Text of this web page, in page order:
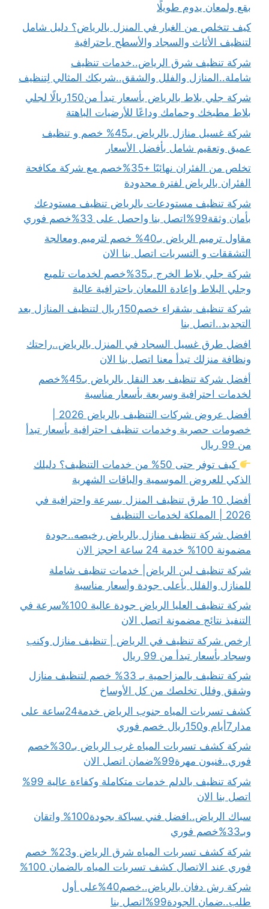
بقع ولمعان يدوم طويلًا
كيف تتخلص من الغبار في المنزل بالرياض؟ دليل شامل
لتنظيف الأثاث والسجاد والأسطح باحترافية
شركة تنظيف شرق الرياض..خدمات تنظيف
شاملة..المنازل والفلل والشقق..شريكك المثالي لِتنظيف
شركة جلي بلاط بالرياض بأسعار تبدأ من150ريالًا لجلي
بلاط مطبخك وحمامك وداعًا للأرضيات الباهتة
شركة غسيل منازل بالرياض بـ45% خصم و تنظيف
عميق وتعقيم شامل بأفضل الأسعار
تخلص من الفئران نهائيًا +35%خصم مع شركة مكافحة
الفئران بالرياض لفترة محدودة
شركة تنظيف مستودعات بالرياض تنظيف مستودعك
بأمان وثقة99%اتصل بنا واحصل على 33%خصم فوري
مقاول ترميم الرياض بـ40% خصم لترميم ومعالجة
التشققات و التسربات اتصل بنا الان
شركة جلي بلاط الخرج بـ35%خصم لخدمات تلميع
وجلي البلاط وإعادة اللمعان باحترافية عالية
شركة تنظيف بشقراء خصم150ريال لتنظيف المنازل بعد
التجديد..اتصل بنا
افضل طرق غسيل السجاد في المنزل بالرياض..راحتك
ونظافة منزلك تبدأ معنا اتصل بنا الان
أفضل شركة تنظيف بعد النقل بالرياض بـ45%خصم
لخدمات احترافية وسريعة بأسعار مناسبة
خصومات حصرية وخدمات تنظيف احترافية بأسعار تبدأ
من 99 ريال
كيف توفر حتى 50% من خدمات التنظيف؟ دليلك
الذكي للعروض الموسمية والباقات الشهرية
أفضل 10 طرق تنظيف المنزل بسرعة واحترافية في
2026 | المملكة لخدمات التنظيف
افضل شركة تنظيف منازل بالرياض رخيصه..جودة
مضمونة 100% خدمة 24 ساعة احجز الان
شركة تنظيف لبن الرياض| خدمات تنظيف شاملة
للمنازل والفلل بأعلى جودة وأسعار مناسبة
شركة تنظيف العليا الرياض جودة عالية 100%سرعة في
التنفيذ نتائج مضمونة اتصل الان
ارخص شركة تنظيف في الرياض | تنظيف منازل وكنب
وسجاد بأسعار تبدأ من 99 ريال
شركة تنظيف بالمزاحمية بـ 33% خصم لتنظيف منازل
وشقق وفلل تخلصك من كل الأوساخ
كشف تسربات المياه جنوب الرياض خدمة24ساعة على
مدار7أيام و150ريال خصم فوري
شركة كشف تسربات المياه غرب الرياض بـ30%خصم
فوري..فنيون مهرة99%ضمان اتصل الان
شركة تنظيف بالدلم خدمات متكاملة وكفاءة عالية 99%
اتصل بنا الان
سباك الرياض..افضل فني سباكة بجودة100% واتقان
وبـ33%خصم فوري
شركة كشف تسربات المياه شرق الرياض و23% خصم
فوري عند الاتصال كشف تسربات المياه بالضمان 100%
شركة رش دفان بالرياض..خصم40%على أول
طلب..ضمان الجودة99%اتصل بنا